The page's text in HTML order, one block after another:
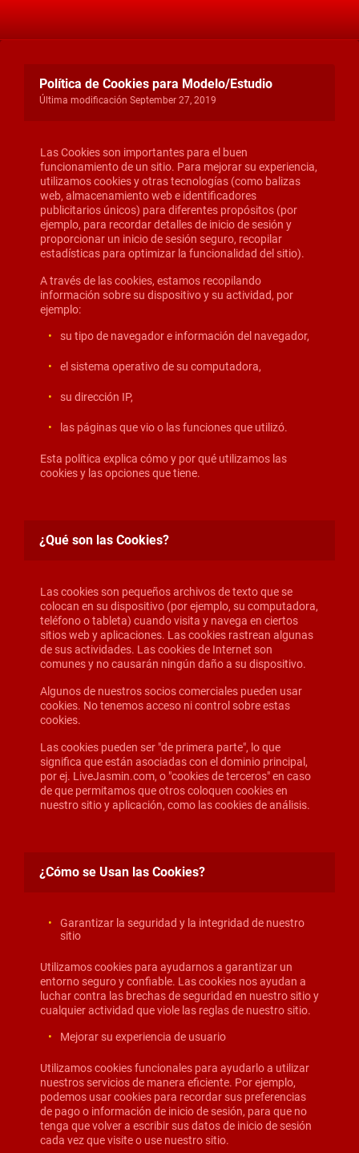
Política de Cookies para Modelo/Estudio
Última modificación September 27, 2019
Las Cookies son importantes para el buen
funcionamiento de un sitio. Para mejorar su experiencia,
utilizamos cookies y otras tecnologías (como balizas
web, almacenamiento web e identificadores
publicitarios únicos) para diferentes propósitos (por
ejemplo, para recordar detalles de inicio de sesión y
proporcionar un inicio de sesión seguro, recopilar
estadísticas para optimizar la funcionalidad del sitio).
A través de las cookies, estamos recopilando
información sobre su dispositivo y su actividad, por
ejemplo:
su tipo de navegador e información del navegador,
el sistema operativo de su computadora,
su dirección IP,
las páginas que vio o las funciones que utilizó.
Esta política explica cómo y por qué utilizamos las
cookies y las opciones que tiene.
¿Qué son las Cookies?
Las cookies son pequeños archivos de texto que se
colocan en su dispositivo (por ejemplo, su computadora,
teléfono o tableta) cuando visita y navega en ciertos
sitios web y aplicaciones. Las cookies rastrean algunas
de sus actividades. Las cookies de Internet son
comunes y no causarán ningún daño a su dispositivo.
Algunos de nuestros socios comerciales pueden usar
cookies. No tenemos acceso ni control sobre estas
cookies.
Las cookies pueden ser "de primera parte", lo que
significa que están asociadas con el dominio principal,
por ej. LiveJasmin.com, o "cookies de terceros" en caso
de que permitamos que otros coloquen cookies en
nuestro sitio y aplicación, como las cookies de análisis.
¿Cómo se Usan las Cookies?
Garantizar la seguridad y la integridad de nuestro
sitio
Utilizamos cookies para ayudarnos a garantizar un
entorno seguro y confiable. Las cookies nos ayudan a
luchar contra las brechas de seguridad en nuestro sitio y
cualquier actividad que viole las reglas de nuestro sitio.
Mejorar su experiencia de usuario
Utilizamos cookies funcionales para ayudarlo a utilizar
nuestros servicios de manera eficiente. Por ejemplo,
podemos usar cookies para recordar sus preferencias
de pago o información de inicio de sesión, para que no
tenga que volver a escribir sus datos de inicio de sesión
cada vez que visite o use nuestro sitio.